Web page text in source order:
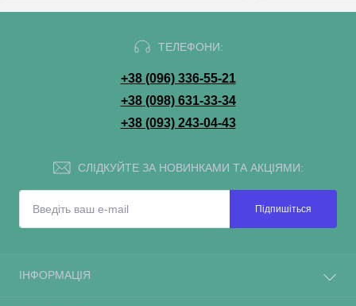
ТЕЛЕФОНИ:
+38 (096) 336-55-21
+38 (098) 631-33-34
+38 (093) 243-04-43
СЛІДКУЙТЕ ЗА НОВИНКАМИ ТА АКЦІЯМИ:
Підпишіться
ІНФОРМАЦІЯ